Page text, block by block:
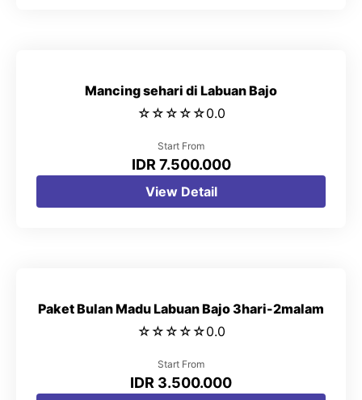
Mancing sehari di Labuan Bajo
☆ ☆ ☆ ☆ ☆0.0
Start From
IDR 7.500.000
View Detail
Paket Bulan Madu Labuan Bajo 3hari-2malam
☆ ☆ ☆ ☆ ☆0.0
Start From
IDR 3.500.000